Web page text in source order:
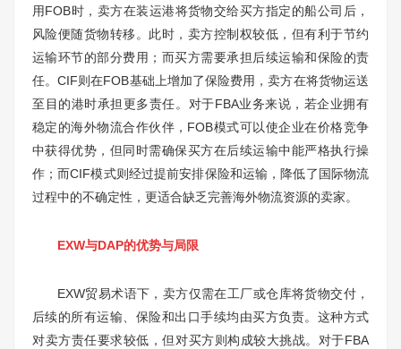
用FOB时，卖方在装运港将货物交给买方指定的船公司后，
风险便随货物转移。此时，卖方控制权较低，但有利于节约
运输环节的部分费用；而买方需要承担后续运输和保险的责
任。CIF则在FOB基础上增加了保险费用，卖方在将货物运送
至目的港时承担更多责任。对于FBA业务来说，若企业拥有
稳定的海外物流合作伙伴，FOB模式可以使企业在价格竞争
中获得优势，但同时需确保买方在后续运输中能严格执行操
作；而CIF模式则经过提前安排保险和运输，降低了国际物流
过程中的不确定性，更适合缺乏完善海外物流资源的卖家。
EXW与DAP的优势与局限
EXW贸易术语下，卖方仅需在工厂或仓库将货物交付，
后续的所有运输、保险和出口手续均由买方负责。这种方式
对卖方责任要求较低，但对买方则构成较大挑战。对于FBA